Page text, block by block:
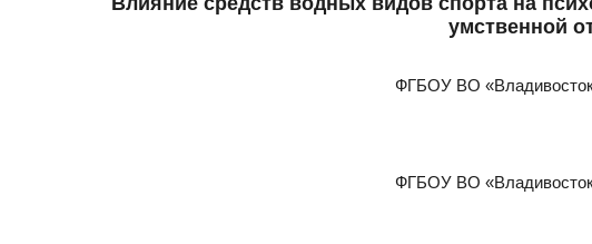
умственной
ФГБОУ ВО
ФГБОУ ВО